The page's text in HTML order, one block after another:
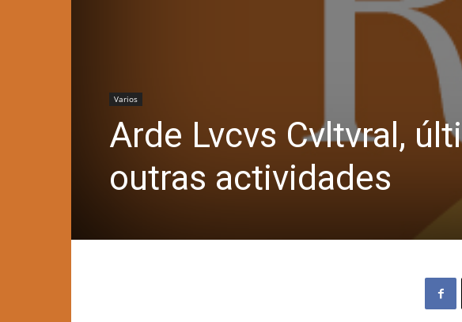
Varios
Arde Lvcvs Cvltvral,
outras actividades